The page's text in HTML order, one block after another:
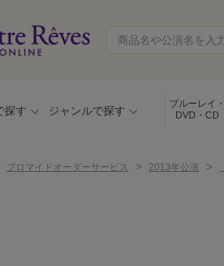
探す ジャンルで探す
ブルーレイ・
DVD・CD
ブロマイドオーダーサービス > 2013年公演 >